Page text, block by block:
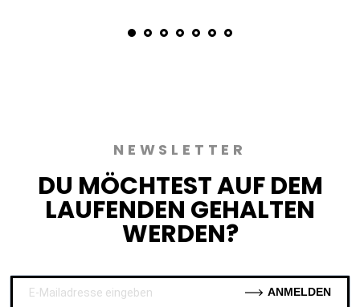
NEWSLETTER
DU MÖCHTEST AUF DEM
LAUFENDEN GEHALTEN
WERDEN?
ANMELDEN